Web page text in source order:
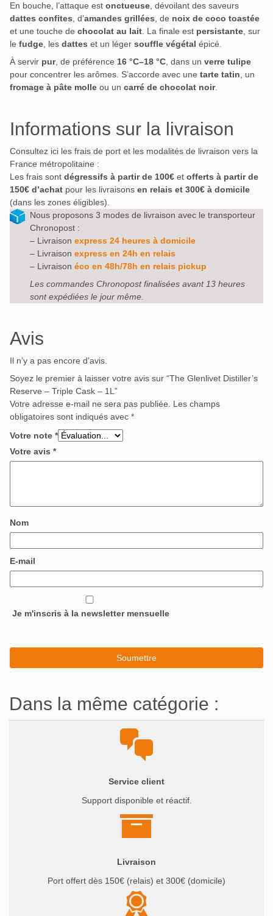
En bouche, l’attaque est onctueuse, dévoilant des saveurs
dattes confites, d’amandes grillées, de noix de coco toastée
et une touche de chocolat au lait. La finale est persistante, sur
le fudge, les dattes et un léger souffle végétal épicé.
À servir pur, de préférence 16 °C–18 °C, dans un verre tulipe
pour concentrer les arômes. S’accorde avec une tarte tatin, un
fromage à pâte molle ou un carré de chocolat noir.
Informations sur la livraison
Consultez ici les frais de port et les modalités de livraison vers la
France métropolitaine :
Les frais sont dégressifs à partir de 100€ et offerts à partir de
150€ d’achat pour les livraisons en relais et 300€ à domicile
(dans les zones éligibles).
Nous proposons 3 modes de livraison avec le transporteur
Chronopost :
– Livraison express 24 heures à domicile
– Livraison express en 24h en relais
– Livraison éco en 48h/78h en relais pickup
Les commandes Chronopost finalisées avant 13 heures
sont expédiées le jour même.
Avis
Il n’y a pas encore d’avis.
Soyez le premier à laisser votre avis sur “The Glenlivet Distiller’s
Reserve – Triple Cask – 1L”
Votre adresse e-mail ne sera pas publiée.
Les champs
obligatoires sont indiqués avec *
Votre note *
Votre avis *
Nom
E-mail
Je m'inscris à la newsletter mensuelle
Dans la même catégorie :
Service client
Support disponible et réactif.
Livraison
Port offert dès 150€ (relais) et 300€ (domicile)